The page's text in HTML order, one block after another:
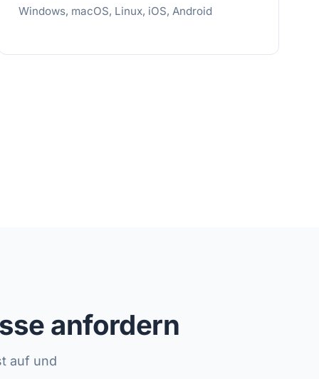
Windows, macOS, Linux, iOS, Android
anfordern
auf und